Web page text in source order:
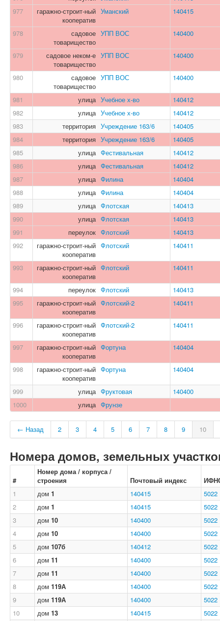
977
гаражно-строит-ный
кооператив
Уманский 140415
978
садовое
товарищество
УПП ВОС 140400
979
садовое неком-е
товарищество
УПП ВОС 140400
980
садовое
товарищество
УПП ВОС 140400
981 улица Учебное х-во
140412
982
улица Учебное х-во
140412
983
территория Учреждение 163/6
140405
984
территория Учреждение 163/6
140405
985
улица Фестивальная
140412
986
улица Фестивальная
140412
987
улица Филина
140404
988
улица Филина
140404
989
улица Флотская
140413
990
улица Флотская
140413
991
переулок Флотский
140413
992
гаражно-строит-ный
кооператив
Флотский 140411
993
гаражно-строит-ный
кооператив
Флотский 140411
994 переулок Флотский
140413
995
гаражно-строит-ный
кооператив
Флотский-2 140411
996
гаражно-строит-ный
кооператив
Флотский-2 140411
997
гаражно-строит-ный
кооператив
Фортуна 140404
998
гаражно-строит-ный
кооператив
Фортуна 140404
999 улица Фруктовая
140400
1000
улица Фрунзе
← Назад 2 3 4 5 6 7 8 9 10
Номера домов, земельных
#
Номер дома / корпуса /
строения
Почтовый индекс
1
дом 1 140415
5022
2
дом 1 140415
5022
3
дом 10 140400
5022
4
дом 10 140400
5022
5
дом 107б 140412
5022
6
дом 11 140400
5022
7
дом 11 140400
5022
8
дом 119А 140400
5022
9
дом 119А 140400
5022
10
дом 13 140415
5022